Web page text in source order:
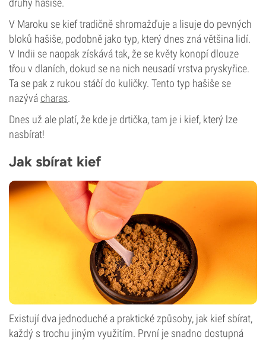
druhy hašiše.
V Maroku se kief tradičně shromažďuje a lisuje do pevných
bloků hašiše, podobně jako typ, který dnes zná většina lidí.
V Indii se naopak získává tak, že se květy konopí dlouze
třou v dlaních, dokud se na nich neusadí vrstva pryskyřice.
Ta se pak z rukou stáčí do kuličky. Tento typ hašiše se
nazývácharas.
Dnes už ale platí, že kde je drtička, tam je i kief, který lze
nasbírat!
Jak sbírat kief
Existují dva jednoduché a praktické způsoby, jak kief sbírat,
každý s trochu jiným využitím. První je snadno dostupná